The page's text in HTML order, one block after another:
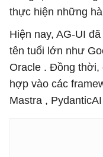
thực hiện những
Hiện nay, AG-UI
tên tuổi lớn như
Oracle . Đồng
hợp vào các
Mastra ,